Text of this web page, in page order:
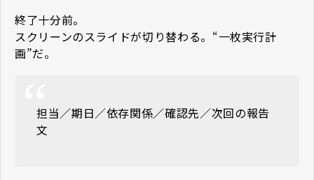
終了十分前。
スクリーンのスライドが切り替わる。“一枚実行計
画”だ。
担当／期日／依存関係／確認先／次回の報告
文